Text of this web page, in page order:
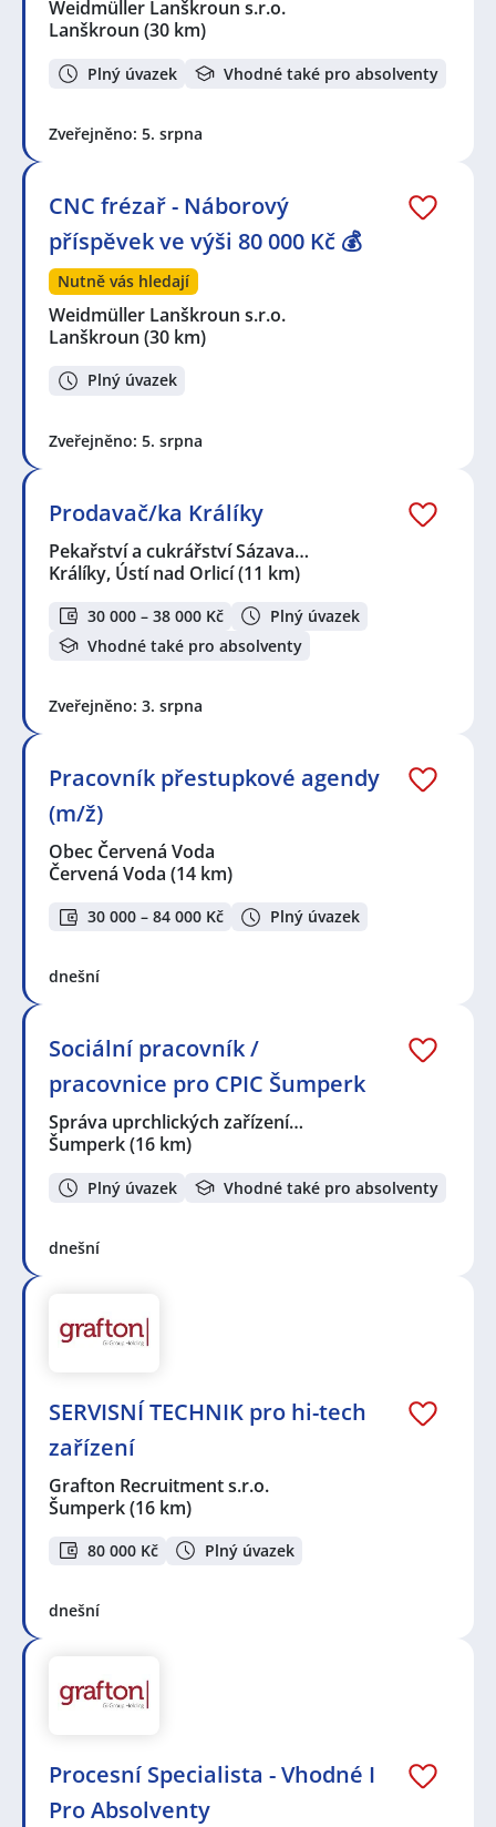
Weidmüller Lanškroun s.r.o.
Lanškroun (30 km)
Plný úvazek Vhodné také pro absolventy
Zveřejněno: 5. srpna
CNC frézař - Náborový
příspěvek ve výši 80 000 Kč 💰
Nutně vás hledají
Weidmüller Lanškroun s.r.o.
Lanškroun (30 km)
Plný úvazek
Zveřejněno: 5. srpna
Prodavač/ka Králíky
Pekařství a cukrářství Sázava…
Králíky, Ústí nad Orlicí(11 km)
30 000 – 38 000 Kč
Plný úvazek
Vhodné také pro absolventy
Zveřejněno: 3. srpna
Pracovník přestupkové agendy
(m/ž)
Obec Červená Voda
Červená Voda (14 km)
30 000 – 84 000 Kč Plný úvazek
dnešní
Sociální pracovník /
pracovnice pro CPIC Šumperk
Správa uprchlických zařízení…
Šumperk(16 km)
Plný úvazek Vhodné také pro absolventy
dnešní
SERVISNÍ TECHNIK pro hi-tech
zařízení
Grafton Recruitment s.r.o.
Šumperk(16 km)
80 000 Kč Plný úvazek
dnešní
Procesní Specialista - Vhodné I
Pro Absolventy